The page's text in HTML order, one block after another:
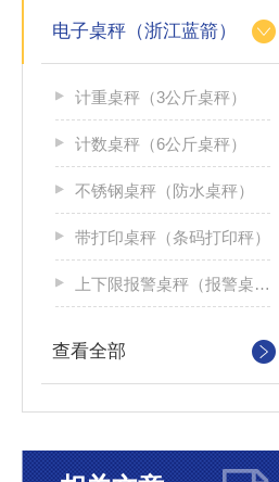
电子桌秤（浙江蓝箭）
计重桌秤（3公斤桌秤）
计数桌秤（6公斤桌秤）
不锈钢桌秤（防水桌秤）
带打印桌秤（条码打印秤）
上下限报警桌秤（报警桌面秤）
查看全部